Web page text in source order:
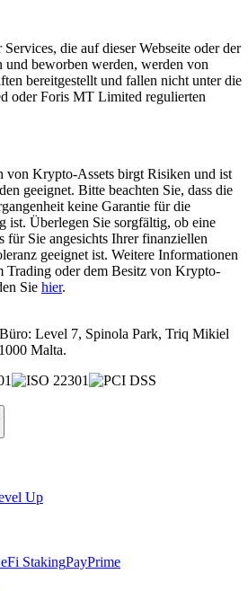
die auf dieser Webseite oder der
und beworben werden, werden von
bereitgestellt und fallen nicht unter die
oder Foris MT Limited regulierten
von Krypto-Assets birgt Risiken und ist
geeignet. Bitte beachten Sie, dass die
keine Garantie für die
ist. Überlegen Sie sorgfältig, ob eine
Sie angesichts Ihrer finanziellen
geeignet ist. Weitere Informationen
Trading oder dem Besitz von Krypto-
Sie hier.
Level 7, Spinola Park, Triq Mikiel
Malta.
Up
StakingPayPrime